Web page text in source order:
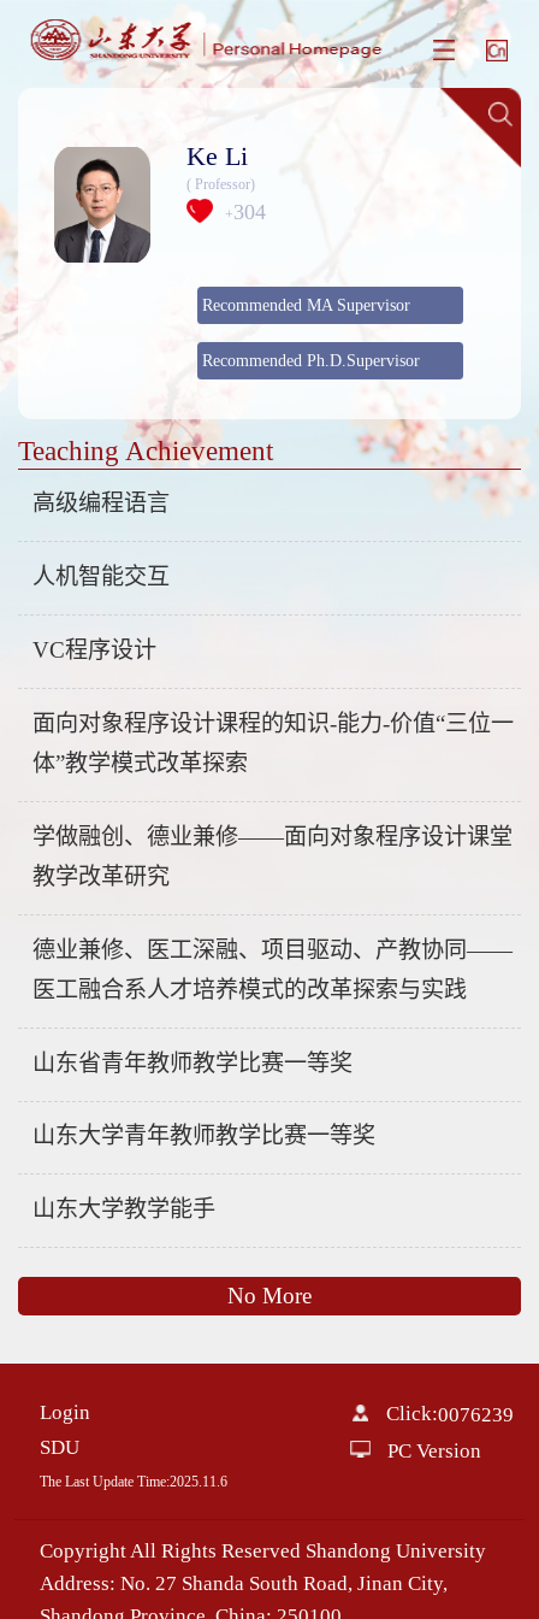
Ke Li
( Professor)
+304
Recommended MA Supervisor
Recommended Ph.D.Supervisor
Teaching Achievement
高级编程语言
人机智能交互
VC程序设计
面向对象程序设计课程的知识-能力-价值“三位一
体”教学模式改革探索
学做融创、德业兼修——面向对象程序设计课堂
教学改革研究
德业兼修、医工深融、项目驱动、产教协同——
医工融合系人才培养模式的改革探索与实践
山东省青年教师教学比赛一等奖
山东大学青年教师教学比赛一等奖
山东大学教学能手
No More
Login
SDU
The Last Update Time:2025. 11 6
Click:0076239
PC Version
Copyright All Rights Reserved Shandong University
Address: No. 27 Shanda South Road, Jinan City,